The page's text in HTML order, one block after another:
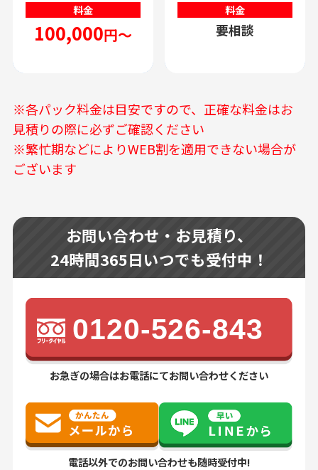
料金
100,000円～
料金
要相談
※各パック料金は目安ですので、正確な料金はお
見積りの際に必ずご確認ください
※繁忙期などによりWEB割を適用できない場合が
ございます
お問い合わせ・お見積り、
24時間365日いつでも受付中！
0120-526-843
お急ぎの場合はお電話にてお問い合わせください
電話以外でのお問い合わせも随時受付中!